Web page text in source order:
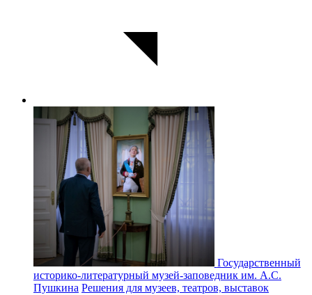
Государственный
историко-литературный музей-заповедник им. А.С.
Пушкина Решения для музеев, театров, выставок